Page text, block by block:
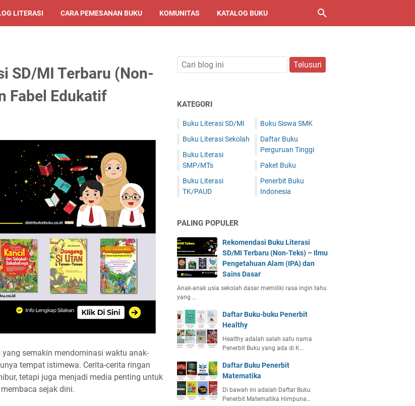
LITERASI CARA PEMESANAN BUKU KOMUNITAS KATALOG BUKU
SD/MI Terbaru (Non-
Fabel Edukatif
semakin mendominasi waktu anak-
tempat istimewa. Cerita-cerita ringan
tetapi juga menjadi media penting untuk
sejak dini.
KATEGORI
Buku Literasi SD/MI
Buku Literasi Sekolah
Buku Literasi
SMP/MTs
Buku Literasi
TK/PAUD
Buku Siswa SMK
Daftar Buku
Perguruan Tinggi
Paket Buku
Penerbit Buku
Indonesia
PALING POPULER
Rekomendasi Buku Literasi
SD/MI Terbaru (Non-Teks) – Ilmu
Pengetahuan Alam (IPA) dan
Sains Dasar
Anak-anak usia sekolah dasar memiliki rasa ingin tahu
yang …
Daftar Buku-buku Penerbit
Healthy
Healthy adalah salah satu nama
Penerbit Buku yang ada di K…
Daftar Buku Penerbit
Matematika
Di bawah ini adalah Daftar Buku
Penerbit Matematika Himpuna…